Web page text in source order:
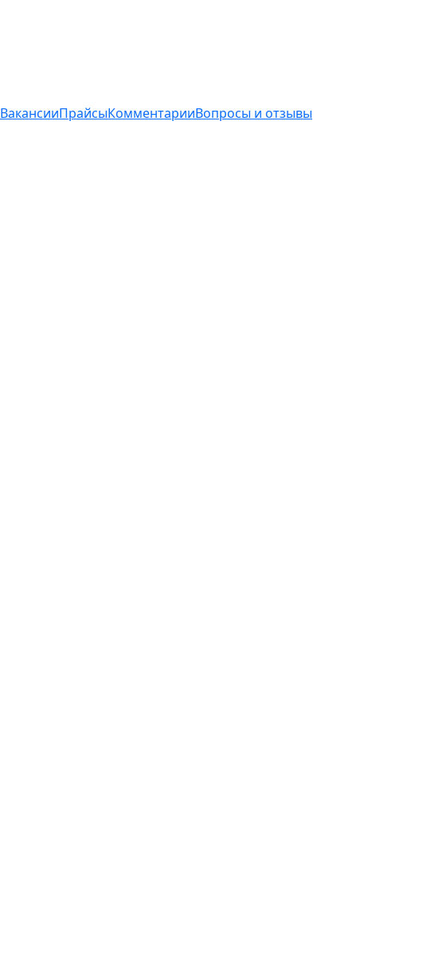
ВакансииПрайсыКомментарииВопросы и отзывы